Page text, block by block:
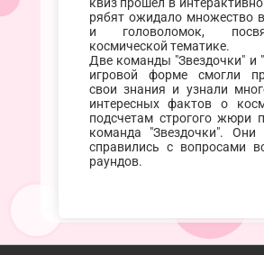
квиз прошел в
рябят ожидало множество
и головоломок,
космической тематике.
Две команды "Звездочки" и
игровой форме смогли
свои знания и узнали
интересных фактов о
подсчетам строгого жюри
команда "Звездочки". Они
справились с вопросами
раундов.